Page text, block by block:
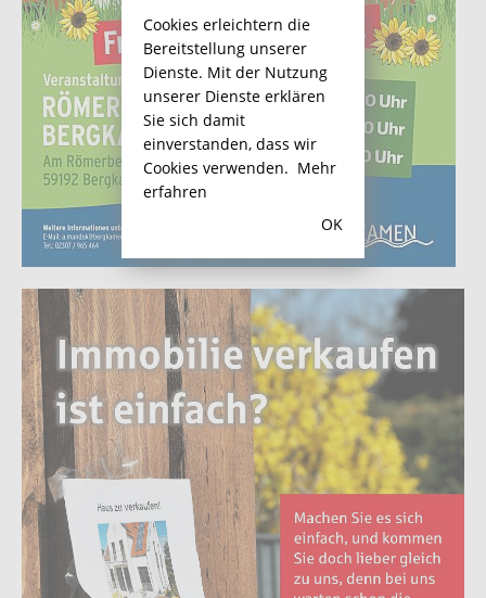
Cookies erleichtern die
Bereitstellung unserer
Dienste. Mit der Nutzung
unserer Dienste erklären
Sie sich damit
einverstanden, dass wir
Cookies verwenden. Mehr
erfahren
OK